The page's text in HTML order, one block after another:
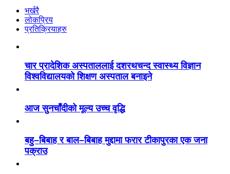
भर्खरै
लोकप्रिय
प्रतिक्रियाहरु
चार प्रादेशिक अस्पताललाई दशरथचन्द स्वास्थ्य विज्ञान
विश्वविद्यालयको शिक्षण अस्पताल बनाइने
आज सुनचाँदीको मूल्य उच्च वृद्धि
बहु–बिबाह र बाल–बिबाह मुद्दामा फरार टीकापुरका एक जना
पक्राउ